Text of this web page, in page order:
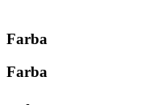
Farba
Farba